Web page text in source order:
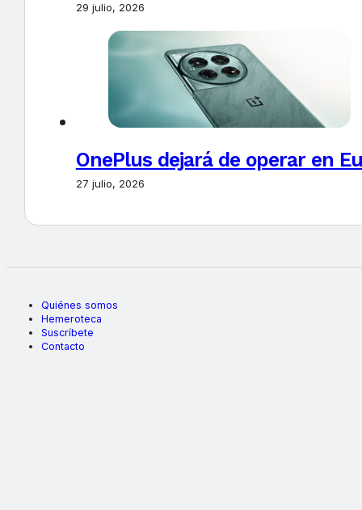
29 julio, 2026
OnePlus dejará de operar en
27 julio, 2026
Quiénes somos
Hemeroteca
Suscríbete
Contacto